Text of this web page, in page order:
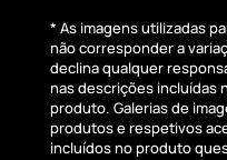
* As imagens utilizadas
não corresponder a
declina qualquer
nas descrições incluídas
produto. Galerias de
produtos e respetivos
incluídos no produto